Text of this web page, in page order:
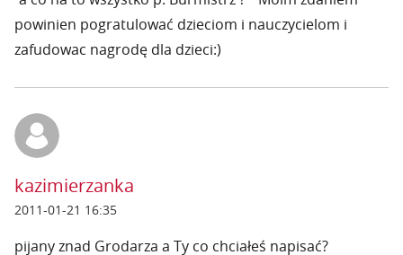
powinien pogratulować dzieciom i nauczycielom i
zafudowac nagrodę dla dzieci:)
kazimierzanka
2011-01-21 16:35
pijany znad Grodarza a Ty co chciałeś napisać?